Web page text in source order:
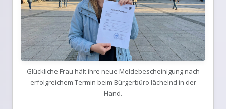
Glückliche Frau hält ihre neue Meldebescheinigung nach
erfolgreichem Termin beim Bürgerbüro lächelnd in der
Hand.